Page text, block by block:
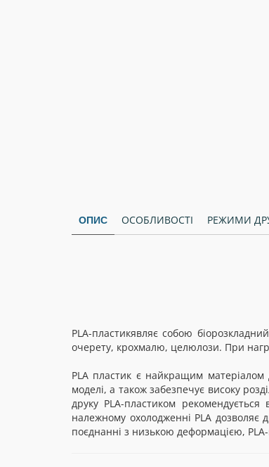
ОПИС ОСОБЛИВОСТІ РЕЖИМИ
PLA-пластикявляє собою
очерету, крохмалю, целюлози. При
PLA пластик є найкращим
моделі, а також забезпечує високу
друку PLA-пластиком
належному охолодженні PLA
поєднанні з низькою деформацією,